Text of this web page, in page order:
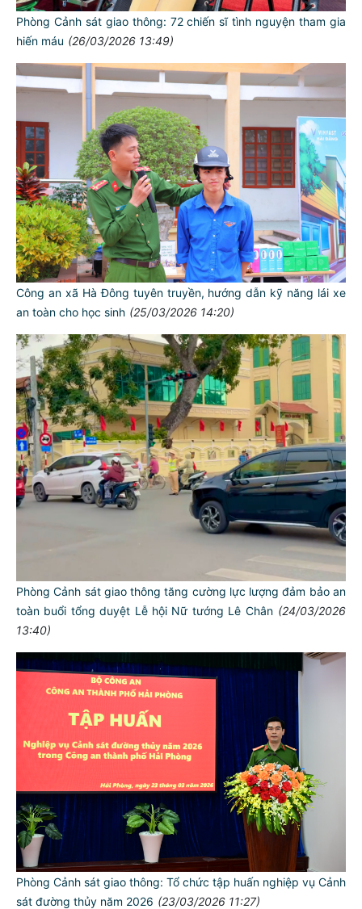
Phòng Cảnh sát giao thông: 72 chiến sĩ tình nguyện tham gia
hiến máu (26/03/2026 13:49)
Công an xã Hà Đông tuyên truyền, hướng dẫn kỹ năng lái xe
an toàn cho học sinh (25/03/2026 14:20)
Phòng Cảnh sát giao thông tăng cường lực lượng đảm bảo an
toàn buổi tổng duyệt Lễ hội Nữ tướng Lê Chân (24/03/2026
13:40)
Phòng Cảnh sát giao thông: Tổ chức tập huấn nghiệp vụ Cảnh
sát đường thủy năm 2026 (23/03/2026 11:27)